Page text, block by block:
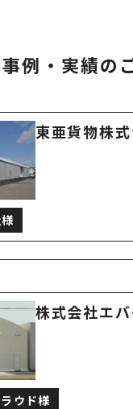
例・ 実績の
東亜貨物株
株式会社エ
ウド様